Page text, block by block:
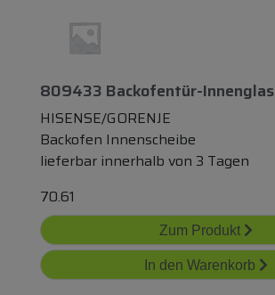
809433 Backofentür-Innenglas
HISENSE/GORENJE
Backofen Innenscheibe
lieferbar innerhalb von 3 Tagen
70.61
Zum Produkt
In den Warenkorb